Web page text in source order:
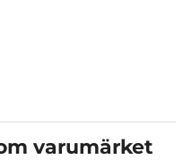
varumärket